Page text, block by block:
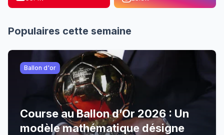
Populaires cette semaine
Ballon d'or
Course au Ballon d’Or 2026 : Un
modèle mathématique désigne